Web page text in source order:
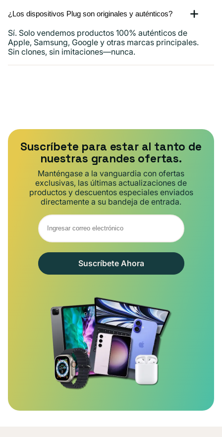
¿Los dispositivos Plug son originales y auténticos?
Sí. Solo vendemos productos 100% auténticos de
Apple, Samsung, Google y otras marcas principales.
Sin clones, sin imitaciones—nunca.
Suscríbete para estar al tanto de
nuestras grandes ofertas.
Manténgase a la vanguardia con ofertas
exclusivas, las últimas actualizaciones de
productos y descuentos especiales enviados
directamente a su bandeja de entrada.
Suscríbete Ahora